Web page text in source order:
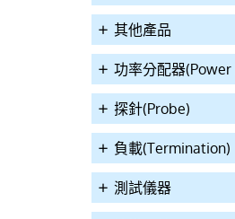
其他產品
功率分配器
探針(Probe)
負載(Termination)
測試儀器